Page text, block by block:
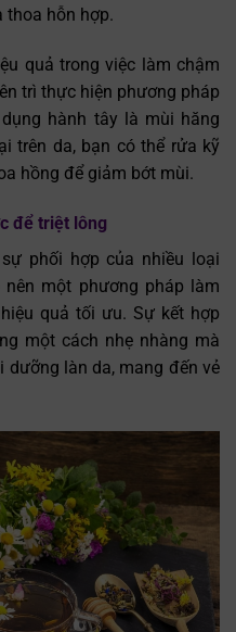
thoa hỗn hợp.
quả trong việc làm chậm
trì thực hiện phương pháp
hành tây là mùi hăng
trên da, bạn có thể rửa kỹ
hồng để giảm bớt mùi.
để triệt lông
phối hợp của nhiều loại
một phương pháp làm
quả tối ưu. Sự kết hợp
một cách nhẹ nhàng mà
dưỡng làn da, mang đến vẻ